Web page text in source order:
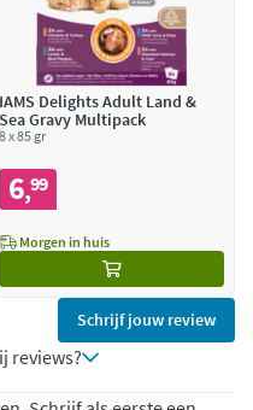
IAMS Delights Adult Land &
Sea Gravy Multipack
8 x 85 gr
6,99
Morgen in huis
Schrijf jouw review
reviews?